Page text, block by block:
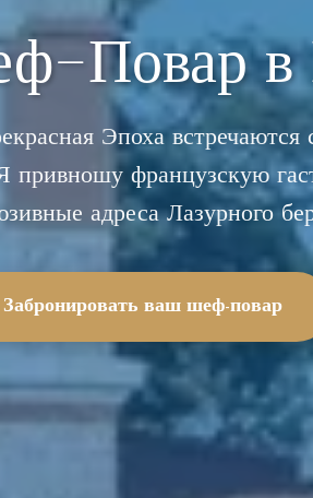
Повар в
Эпоха встречаются
привношу французскую
адреса Лазурного
Забронировать ваш шеф-повар